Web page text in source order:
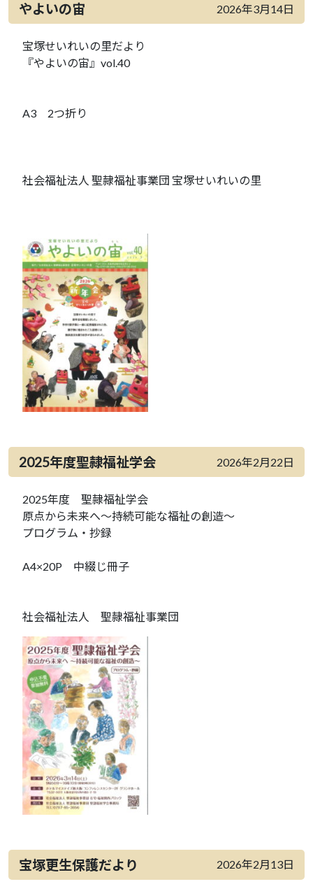
やよいの宙 2026年3月14日
宝塚せいれいの里だより
『やよいの宙』vol.40
A3 2つ折り
社会福祉法人 聖隷福祉事業団 宝塚せいれいの里
2025年度聖隷福祉学会 2026年2月22日
2025年度 聖隷福祉学会
原点から未来へ～持続可能な福祉の創造～
プログラム・抄録
A4×20P 中綴じ冊子
社会福祉法人 聖隷福祉事業団
宝塚更生保護だより 2026年2月13日